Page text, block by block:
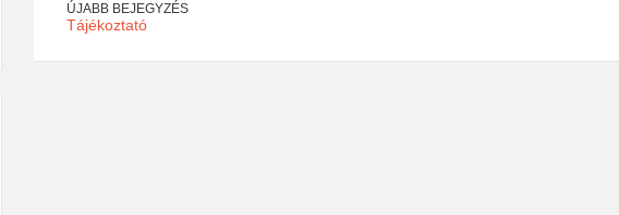
ÚJABB BEJEGYZÉS
Tájékoztató